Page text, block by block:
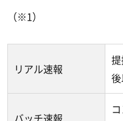
（※1）
リアル速報
バッチ速報